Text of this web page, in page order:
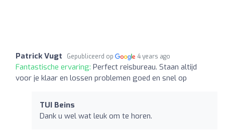
Patrick Vugt Gepubliceerd op 4 years ago
Fantastische ervaring: Perfect reisbureau. Staan altijd
voor je klaar en lossen problemen goed en snel op
TUI Beins
Dank u wel wat leuk om te horen.